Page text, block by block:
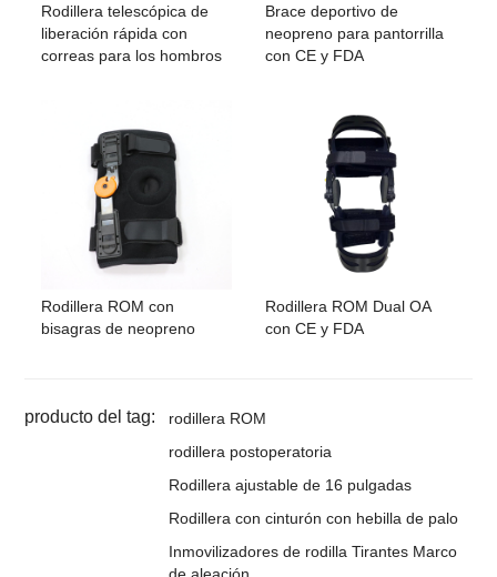
Rodillera telescópica de
liberación rápida con
correas para los hombros
Brace deportivo de
neopreno para pantorrilla
con CE y FDA
Rodillera ROM con
bisagras de neopreno
Rodillera ROM Dual OA
con CE y FDA
producto del tag:
rodillera ROM
rodillera postoperatoria
Rodillera ajustable de 16 pulgadas
Rodillera con cinturón con hebilla de palo
Inmovilizadores de rodilla Tirantes Marco